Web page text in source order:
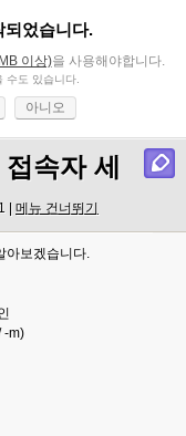
되었습니다.
이상)을 사용해야합니다.
수도 있습니다.
아니오
속자 세
| 메뉴 건너뛰기
아보겠습니다.
-m)